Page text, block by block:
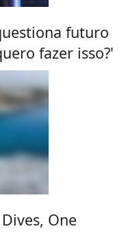
futuro
fazer isso?'
One